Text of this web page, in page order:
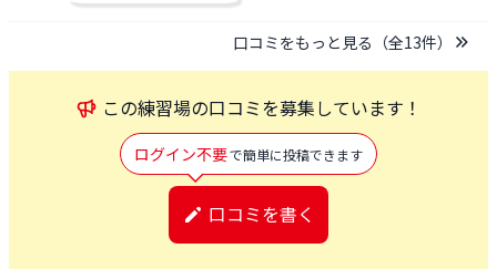
口コミをもっと見る（全13件）
この練習場の口コミを募集しています！
ログイン不要で簡単に投稿できます
口コミを書く